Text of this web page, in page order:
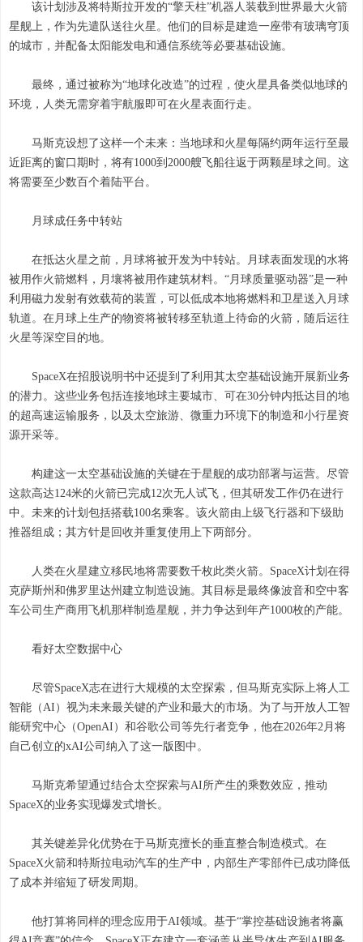
该计划涉及将特斯拉开发的“擎天柱”机器人装载到世界最大火箭
星舰上，作为先遣队送往火星。他们的目标是建造一座带有玻璃穹顶
的城市，并配备太阳能发电和通信系统等必要基础设施。
最终，通过被称为“地球化改造”的过程，使火星具备类似地球的
环境，人类无需穿着宇航服即可在火星表面行走。
马斯克设想了这样一个未来：当地球和火星每隔约两年运行至最
近距离的窗口期时，将有1000到2000艘飞船往返于两颗星球之间。这
将需要至少数百个着陆平台。
月球成任务中转站
在抵达火星之前，月球将被开发为中转站。月球表面发现的水将
被用作火箭燃料，月壤将被用作建筑材料。“月球质量驱动器”是一种
利用磁力发射有效载荷的装置，可以低成本地将燃料和卫星送入月球
轨道。在月球上生产的物资将被转移至轨道上待命的火箭，随后运往
火星等深空目的地。
SpaceX在招股说明书中还提到了利用其太空基础设施开展新业务
的潜力。这些业务包括连接地球主要城市、可在30分钟内抵达目的地
的超高速运输服务，以及太空旅游、微重力环境下的制造和小行星资
源开采等。
构建这一太空基础设施的关键在于星舰的成功部署与运营。尽管
这款高达124米的火箭已完成12次无人试飞，但其研发工作仍在进行
中。未来的计划包括搭载100名乘客。该火箭由上级飞行器和下级助
推器组成；其方针是回收并重复使用上下两部分。
人类在火星建立移民地将需要数千枚此类火箭。SpaceX计划在得
克萨斯州和佛罗里达州建立制造设施。其目标是最终像波音和空中客
车公司生产商用飞机那样制造星舰，并力争达到年产1000枚的产能。
看好太空数据中心
尽管SpaceX志在进行大规模的太空探索，但马斯克实际上将人工
智能（AI）视为未来最关键的产业和最大的市场。为了与开放人工智
能研究中心（OpenAI）和谷歌公司等先行者竞争，他在2026年2月将
自己创立的xAI公司纳入了这一版图中。
马斯克希望通过结合太空探索与AI所产生的乘数效应，推动
SpaceX的业务实现爆发式增长。
其关键差异化优势在于马斯克擅长的垂直整合制造模式。在
SpaceX火箭和特斯拉电动汽车的生产中，内部生产零部件已成功降低
了成本并缩短了研发周期。
他打算将同样的理念应用于AI领域。基于“掌控基础设施者将赢